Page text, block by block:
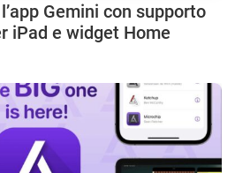
Gemini con supporto
iPad e widget Home